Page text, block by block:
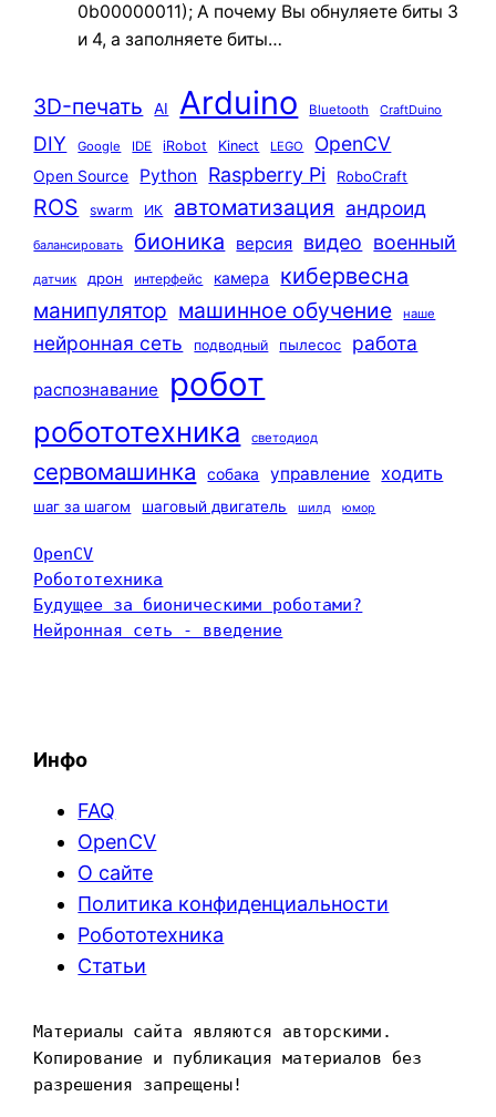
0b00000011); А почему Вы обнуляете биты 3
и 4, а заполняете биты…
3D-печать AI Arduino Bluetooth CraftDuino
DIY Google IDE iRobot Kinect LEGO OpenCV
Open Source Python Raspberry Pi RoboCraft
ROS swarm ИК автоматизация андроид
балансировать бионика версия видео военный
датчик дрон интерфейс камера кибервесна
манипулятор машинное обучение наше
нейронная сеть подводный пылесос работа
распознавание робот
робототехника светодиод
сервомашинка собака управление ходить
шаг за шагом шаговый двигатель шилд юмор
OpenCV
Робототехника
Будущее за бионическими роботами?
Нейронная сеть - введение
Инфо
FAQ
OpenCV
О сайте
Политика конфиденциальности
Робототехника
Статьи
Материалы сайта являются авторскими.
Копирование и публикация материалов без
разрешения запрещены!